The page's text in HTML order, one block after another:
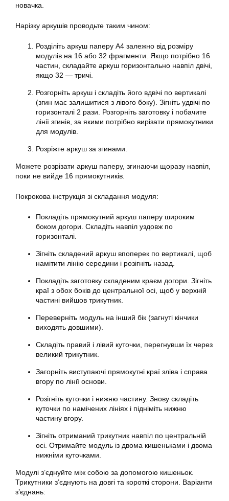
новачка.
Нарізку аркушів проводьте таким чином:
Розділіть аркуш паперу А4 залежно від розміру
модулів на 16 або 32 фрагменти. Якщо потрібно 16
частин, складайте аркуш горизонтально навпіл двічі,
якщо 32 — тричі.
Розгорніть аркуш і складіть його вдвічі по вертикалі
(згин має залишитися з лівого боку). Зігніть удвічі по
горизонталі 2 рази. Розгорніть заготовку і побачите
лінії згинів, за якими потрібно вирізати прямокутники
для модулів.
Розріжте аркуш за згинами.
Можете розрізати аркуш паперу, згинаючи щоразу навпіл,
поки не вийде 16 прямокутників.
Покрокова інструкція зі складання модуля:
Покладіть прямокутний аркуш паперу широким
боком догори. Складіть навпіл уздовж по
горизонталі.
Зігніть складений аркуш впоперек по вертикалі, щоб
намітити лінію середини і розігніть назад.
Покладіть заготовку складеним краєм догори. Зігніть
краї з обох боків до центральної осі, щоб у верхній
частині вийшов трикутник.
Переверніть модуль на інший бік (загнуті кінчики
виходять довшими).
Складіть правий і лівий куточки, перегнувши їх через
великий трикутник.
Загорніть виступаючі прямокутні краї зліва і справа
вгору по лінії основи.
Розігніть куточки і нижню частину. Знову складіть
куточки по намічених лініях і підніміть нижню
частину вгору.
Зігніть отриманий трикутник навпіл по центральній
осі. Отримайте модуль із двома кишеньками і двома
нижніми куточками.
Модулі з’єднуйте між собою за допомогою кишеньок.
Трикутники з’єднують на довгі та короткі сторони. Варіанти
з’єднань: